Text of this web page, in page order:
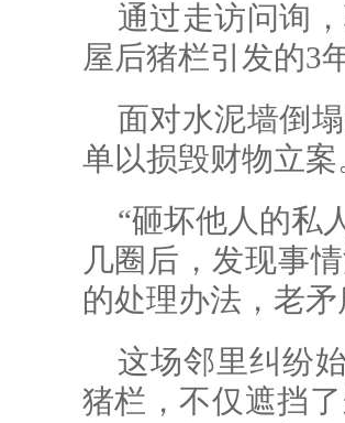
通过走访问询
屋后猪栏引发的3
面对水泥墙倒
单以损毁财物立案
“砸坏他人的私
几圈后，发现事
的处理办法，老
这场邻里纠纷
猪栏，不仅遮挡